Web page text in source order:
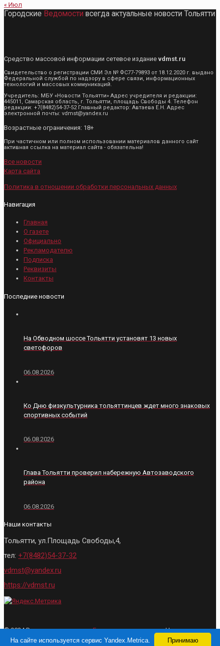
« Июл
Городские Ведомости всегда актуальные новости Тольятти
Средство массовой информации сетевое издание vdmst.ru
Свидетельство о регистрации СМИ Эл № ФС77-79893 от 18.12.2020 г. выдано
Федеральной службой по надзору в сфере связи, информационных
технологий и массовых коммуникаций.
Учредитель: МБУ «Новости Тольятти» Адрес учредителя и редакции:
445011, Самарская область, г. Тольятти, площадь Свободы 4. Телефон
редакции: +7(8482)54-37-52 Главный редактор: Автаева Е.Н. Адрес
электронной почты: vdmst@yandex.ru
Возрастные ограничения: 18+
При частичном или полном использовании материалов данного сайт
активная ссылка на материал сайта - обязательна!
Все новости
Карта сайта
Политика в отношении обработки персональных данных
Навигация
Главная
О газете
Официально
Рекламодателю
Подписка
Реквизиты
Контакты
Последние новости
На Обводном шоссе Тольятти установят 13 новых
светофоров
06.08.2026
Ко Дню физкультурника тольяттинцев ждет много знаковых
спортивных событий
06.08.2026
Глава Тольятти проверил набережную Автозаводского
района
06.08.2026
Наши контакты
Тольятти, ул.Площадь Свободы,4,
тел: +7(8482)54-37-32
vdmst@yandex.ru
https://vdmst.ru
© 2024 Все права защищены.Городские ведомости- Новости
Тольятти. При использовании материалов, активная ссылка на сайт
Принимаю
На сайте используется сервис Yandex.Metrica.